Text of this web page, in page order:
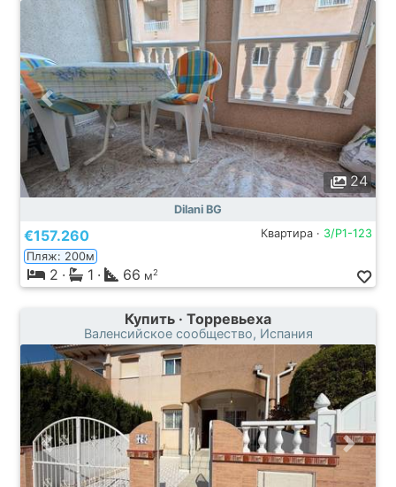
24
Dilani BG
€157.260 Квартира · 3/P1-123
Пляж: 200м
2 · 1 · 66 м2
Купить · Торревьеха
Валенсийское сообщество, Испания